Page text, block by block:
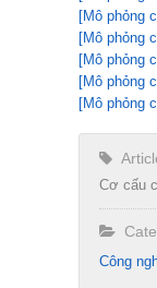
[Mô phỏng
[Mô phỏng
[Mô phỏng
[Mô phỏng
[Mô phỏng
Cơ cấu
Công